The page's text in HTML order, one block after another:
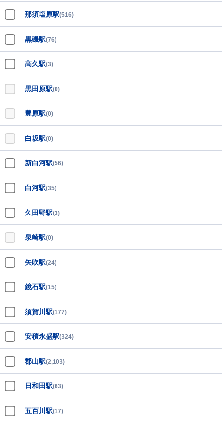
那須塩原駅(516)
黒磯駅(76)
高久駅(3)
黒田原駅(0)
豊原駅(0)
白坂駅(0)
新白河駅(56)
白河駅(35)
久田野駅(3)
泉崎駅(0)
矢吹駅(24)
鏡石駅(15)
須賀川駅(177)
安積永盛駅(324)
郡山駅(2,103)
日和田駅(63)
五百川駅(17)